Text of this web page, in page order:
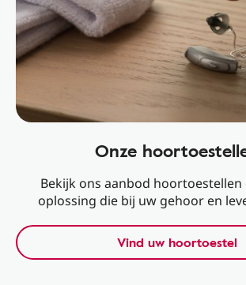
Onze
Bekijk ons aanbod hoortoestellen
oplossing die bij uw gehoor en
Vind uw hoortoestel